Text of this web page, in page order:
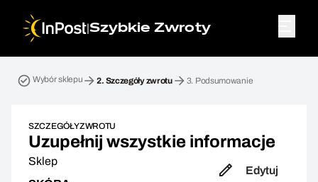
|Szybkie Zwroty
Wybór sklepu 2. Szczegóły zwrotu 3. Podsumowanie
SZCZEGÓŁY ZWROTU
Uzupełnij wszystkie informacje
Sklep
Edytuj